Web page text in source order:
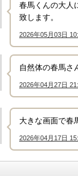
春馬くんの大人
致します。
2026年05月03日
↑
自然体の春馬さ
2026年04月27日
↑
大きな画面で春
2026年04月17日
↑